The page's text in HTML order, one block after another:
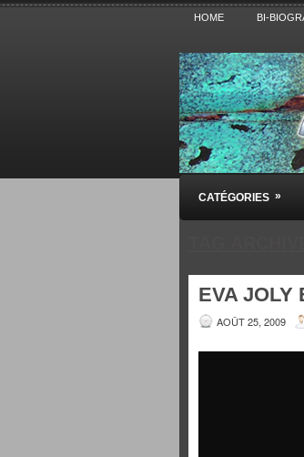
HOME BI-
Blog polémique sur
CATÉGORIES »
EVA JOLY
AOÛT 25, 2009